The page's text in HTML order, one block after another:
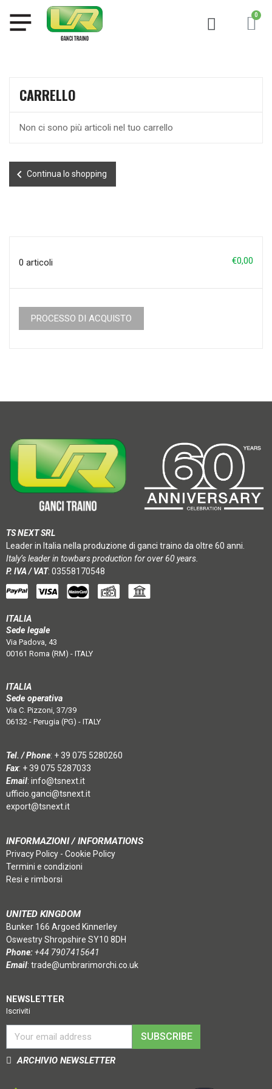
CARRELLO
Non ci sono più articoli nel tuo carrello
chevron_left Continua lo shopping
0 articoli €0,00
PROCESSO DI ACQUISTO
TS NEXT SRL
Leader in Italia nella produzione di ganci traino da oltre 60 anni.
Italy’s leader in towbars production for over 60 years.
P. IVA / VAT: 03558170548
ITALIA
Sede legale
Via Padova, 43
00161 Roma (RM) - ITALY
ITALIA
Sede operativa
Via C. Pizzoni, 37/39
06132 - Perugia (PG) - ITALY
Tel. / Phone: + 39 075 5280260
Fax: + 39 075 5287033
Email: info@tsnext.it
ufficio.ganci@tsnext.it
export@tsnext.it
INFORMAZIONI / INFORMATIONS
Privacy Policy - Cookie Policy
Termini e condizioni
Resi e rimborsi
UNITED KINGDOM
Bunker 166 Argoed Kinnerley
Oswestry Shropshire SY10 8DH
Phone:+44 7907415641
Email: trade@umbrarimorchi.co.uk
NEWSLETTER
Iscriviti
SUBSCRIBE
ARCHIVIO NEWSLETTER